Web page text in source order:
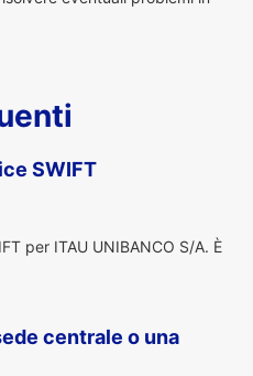
SWIFT
per ITAU UNIBANCO S/A. È
centrale o una